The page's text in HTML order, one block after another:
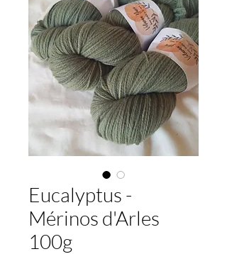
Eucalyptus -
Mérinos d'Arles
100g